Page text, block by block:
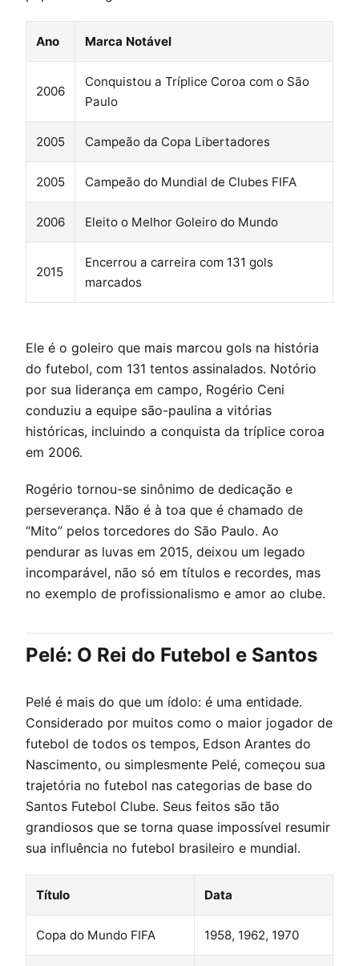
Ano Marca Notável
2006
Conquistou a Tríplice Coroa com o São
Paulo
2005 Campeão da Copa Libertadores
2005 Campeão do Mundial de Clubes FIFA
2006 Eleito o Melhor Goleiro do Mundo
2015
Encerrou a carreira com 131 gols
marcados
Ele é o goleiro que mais marcou gols na história
do futebol, com 131 tentos assinalados. Notório
por sua liderança em campo, Rogério Ceni
conduziu a equipe são-paulina a vitórias
históricas, incluindo a conquista da tríplice coroa
em 2006.
Rogério tornou-se sinônimo de dedicação e
perseverança. Não é à toa que é chamado de
“Mito” pelos torcedores do São Paulo. Ao
pendurar as luvas em 2015, deixou um legado
incomparável, não só em títulos e recordes, mas
no exemplo de profissionalismo e amor ao clube.
Pelé: O Rei do Futebol e Santos
Pelé é mais do que um ídolo: é uma entidade.
Considerado por muitos como o maior jogador de
futebol de todos os tempos, Edson Arantes do
Nascimento, ou simplesmente Pelé, começou sua
trajetória no futebol nas categorias de base do
Santos Futebol Clube. Seus feitos são tão
grandiosos que se torna quase impossível resumir
sua influência no futebol brasileiro e mundial.
Título Data
Copa do Mundo FIFA 1958, 1962, 1970